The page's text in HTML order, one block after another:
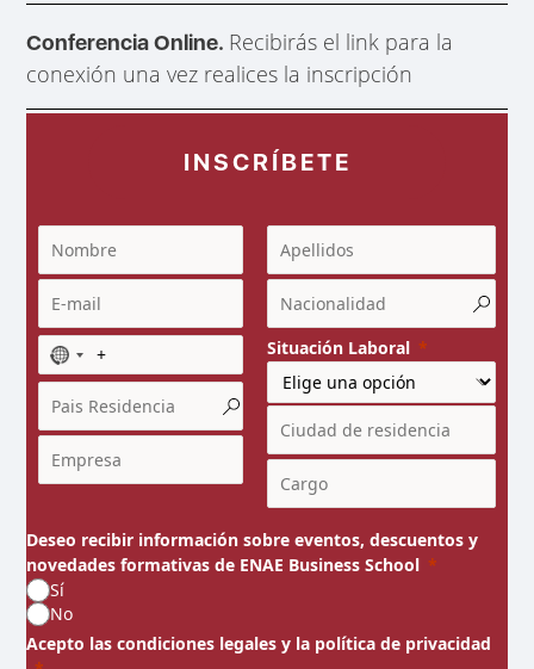
Conferencia Online. Recibirás el link para la
conexión una vez realices la inscripción
INSCRÍBETE
N
o
c
o
u
n
r
y
s
e
e
Situación Laboral
Deseo recibir información sobre eventos, descuentos y
novedades formativas de ENAE Business School
Sí
No
Acepto las condiciones legales y la política de privacidad